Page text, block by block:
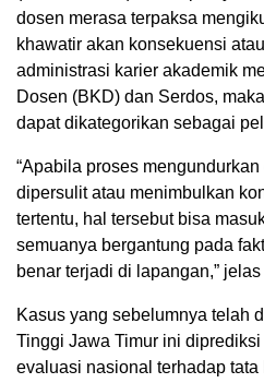
dosen merasa terpaksa
khawatir akan konsekuensi
administrasi karier akademik
Dosen (BKD) dan Serdos,
dapat dikategorikan sebagai
“Apabila proses
dipersulit atau menimbulkan
tertentu, hal tersebut bisa
semuanya bergantung pada
benar terjadi di lapangan,”
Kasus yang sebelumnya telah
Tinggi Jawa Timur ini
evaluasi nasional terhadap